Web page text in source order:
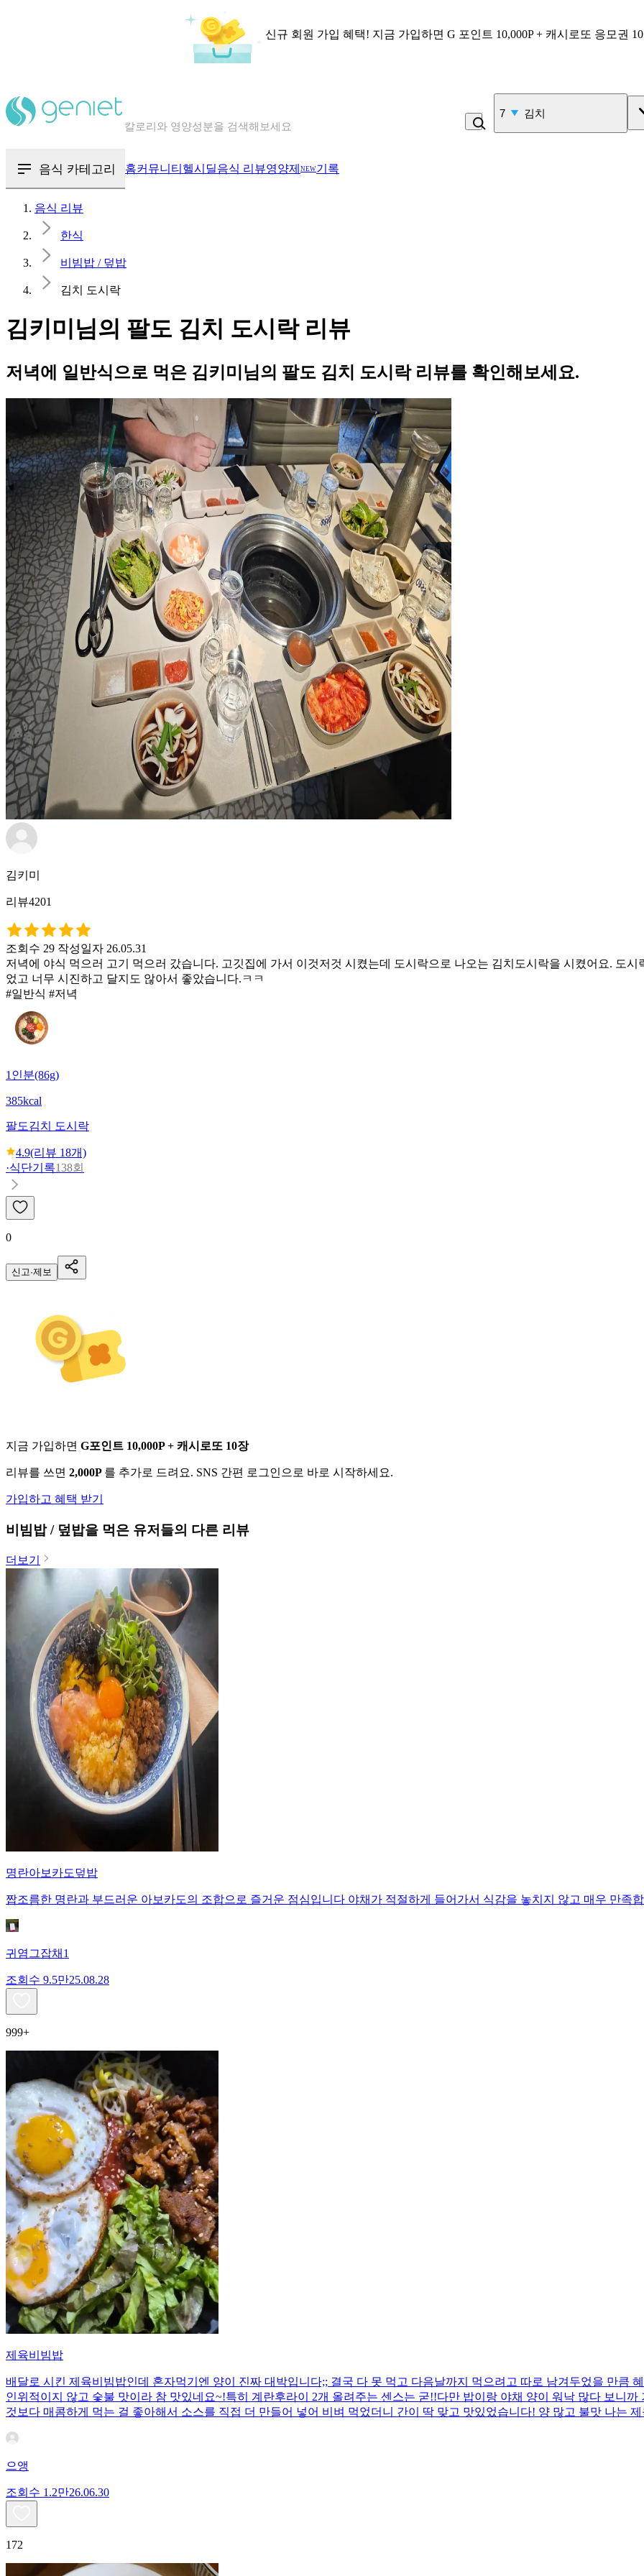
신규 회원 가입 혜택! 지금 가입하면 G 포인트 10,000P + 캐시로또 응모권
혈당 · 다이어트 음식 검색해보세요
7 김치
음식 카테고리 홈커뮤니티 헬시딜음식 리뷰영양제 NEW기록
음식 리뷰
한식
비빔밥 / 덮밥
김치 도시락
김키미님의 팔도 김치 도시락 리뷰
저녁에 일반식으로 먹은 김키미님의 팔도 김치 도시락 리뷰를 확인해보세요.
김키미
리뷰4201
조회수 29 작성일자 26.05.31
저녁에 야식 먹으러 고기 먹으러 갔습니다. 고깃집에 가서 이것저것 시켰는데 도시락으로 나오는 김치도시락을 시켰어요. 도
었고 너무 시진하고 달지도 않아서 좋았습니다.ㅋㅋ
#일반식 #저녁
1인분(86g)
385kcal
팔도김치 도시락
4.9(리뷰 18개)
·식단기록138회
0
신고·제보
지금 가입하면 G포인트 10,000P + 캐시로또 10장
리뷰를 쓰면 2,000P 를 추가로 드려요. SNS 간편 로그인으로 바로 시작하세요.
가입하고 혜택 받기
비빔밥 / 덮밥을 먹은 유저들의 다른 리뷰
더보기
명란아보카도덮밥
짭조름한 명란과 부드러운 아보카도의 조합으로 즐거운 점심입니다 야채가 적절하게 들어가서 식감을 놓치지 않고 매우 만족
귀염그잡채1
조회수 9.5만25.08.28
999+
제육비빔밥
배달로 시킨 제육비빔밥인데 혼자먹기엔 양이 진짜 대박입니다;; 결국 다 못 먹고 다음날까지 먹으려고 따로 남겨두었을 만큼
인위적이지 않고 숯불 맛이라 참 맛있네요~!특히 계란후라이 2개 올려주는 센스는 굳!! ​다만 밥이랑 야채 양이 워낙 많다 보니
것보다 매콤하게 먹는 걸 좋아해서 소스를 직접 더 만들어 넣어 비벼 먹었더니 간이 딱 맞고 맛있었습니다! 양 많고 불맛 나는
으앵
조회수 1.2만26.06.30
172